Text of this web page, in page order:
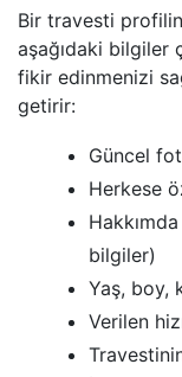
Bir travesti
aşağıdaki bilgiler
fikir edinmenizi
getirir:
Güncel
Herkese
bilgiler)
Yaş, boy,
Verilen